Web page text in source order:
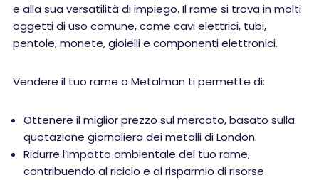
e alla sua versatilità di impiego. Il rame si trova in molti
oggetti di uso comune, come cavi elettrici, tubi,
pentole, monete, gioielli e componenti elettronici.
Vendere il tuo rame a Metalman ti permette di:
Ottenere il miglior prezzo sul mercato, basato sulla
quotazione giornaliera dei metalli di London.
Ridurre l’impatto ambientale del tuo rame,
contribuendo al riciclo e al risparmio di risorse